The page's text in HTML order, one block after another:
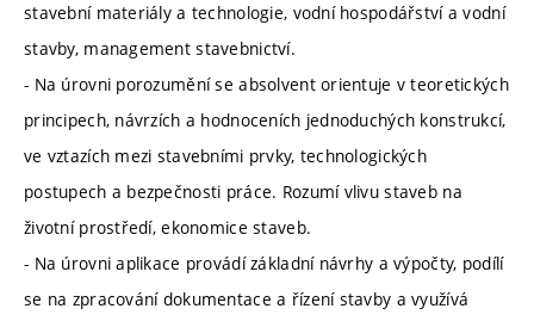
stavební materiály a technologie, vodní hospodářství a vodní
stavby, management stavebnictví.
- Na úrovni porozumění se absolvent orientuje v teoretických
principech, návrzích a hodnoceních jednoduchých konstrukcí,
ve vztazích mezi stavebními prvky, technologických
postupech a bezpečnosti práce. Rozumí vlivu staveb na
životní prostředí, ekonomice staveb.
- Na úrovni aplikace provádí základní návrhy a výpočty, podílí
se na zpracování dokumentace a řízení stavby a využívá